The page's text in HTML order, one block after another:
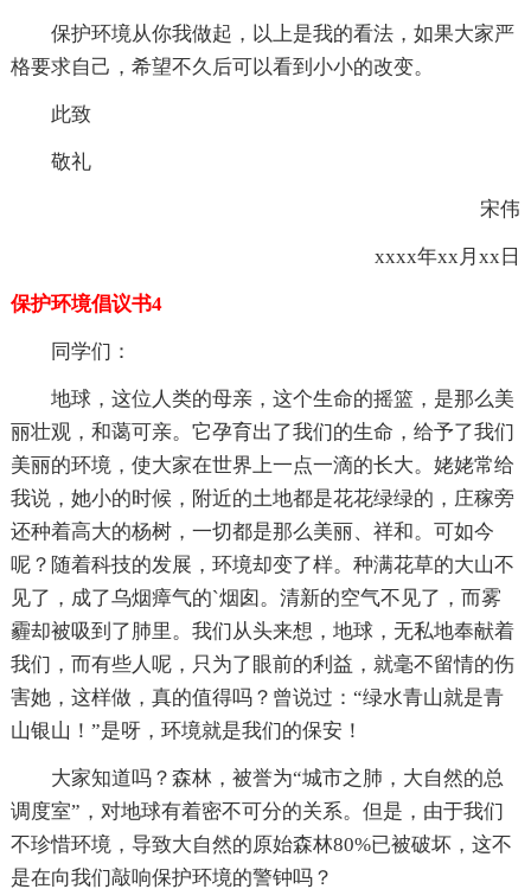
保护环境从你我做起，以上是我的看法，如果大家严
格要求自己，希望不久后可以看到小小的改变。
此致
敬礼
宋伟
xxxx年xx月xx日
保护环境倡议书4
同学们：
地球，这位人类的母亲，这个生命的摇篮，是那么美
丽壮观，和蔼可亲。它孕育出了我们的生命，给予了我们
美丽的环境，使大家在世界上一点一滴的长大。姥姥常给
我说，她小的时候，附近的土地都是花花绿绿的，庄稼旁
还种着高大的杨树，一切都是那么美丽、祥和。可如今
呢？随着科技的发展，环境却变了样。种满花草的大山不
见了，成了乌烟瘴气的`烟囱。清新的空气不见了，而雾
霾却被吸到了肺里。我们从头来想，地球，无私地奉献着
我们，而有些人呢，只为了眼前的利益，就毫不留情的伤
害她，这样做，真的值得吗？曾说过：“绿水青山就是青
山银山！”是呀，环境就是我们的保安！
大家知道吗？森林，被誉为“城市之肺，大自然的总
调度室”，对地球有着密不可分的关系。但是，由于我们
不珍惜环境，导致大自然的原始森林80%已被破坏，这不
是在向我们敲响保护环境的警钟吗？